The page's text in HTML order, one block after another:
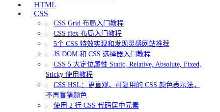
HTML
CSS
CSS Grid 布局入门教程
CSS flex 布局入门教程
5个 CSS 特效实现和发现灵感网站推荐
JS DOM 和 CSS 选择器入门教程
CSS 5 大定位属性 Static, Relative, Absolute, Fixed,
Sticky 使用教程
CSS HSL：更直观、可复用的 CSS 颜色表示法，
不再盲猜颜色
使用 2 行 CSS 代码居中元素